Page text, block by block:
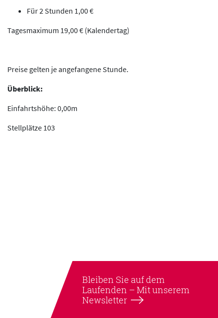
Für 2 Stunden 1,00 €
Tagesmaximum 19,00 € (Kalendertag)
Preise gelten je angefangene Stunde.
Überblick:
Einfahrtshöhe: 0,00m
Stellplätze 103
Bleiben Sie auf dem
Laufenden – Mit unserem
Newsletter